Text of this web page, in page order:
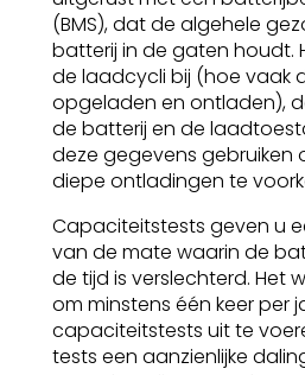
(BMS), dat de algehele
batterij in de gaten houdt.
de laadcycli bij (hoe vaak
opgeladen en ontladen),
de batterij en de
deze gegevens gebruiken
diepe ontladingen te
Capaciteitstests geven u
van de mate waarin de
de tijd is verslechterd. Het
om minstens één keer per
capaciteitstests uit te
tests een aanzienlijke